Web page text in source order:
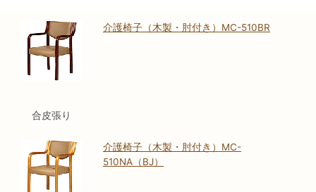
合皮張り
介護椅子（木製・肘付き）MC-510BR
介護椅子（木製・肘付き）MC-
510NA（BJ）